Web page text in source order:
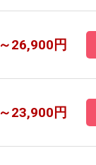
26,900円
23,900円